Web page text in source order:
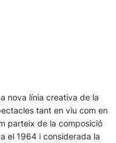
nova línia creativa de la
tant en viu com en
parteix de la composició
el 1964 i considerada la